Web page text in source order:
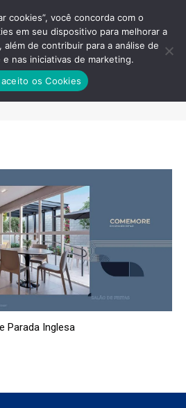
LINE-PARADA-
Parada Inglesa
cookies”, você concorda com o
em seu dispositivo para melhorar a
além de contribuir para a análise de
nas iniciativas de marketing.
aceito os Cookies